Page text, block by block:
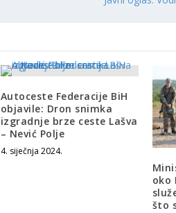
Autoceste Federacije BiH
objavile: Dron snimka
izgradnje brze ceste Lašva
– Nević Polje
4. siječnja 2024.
oko
što